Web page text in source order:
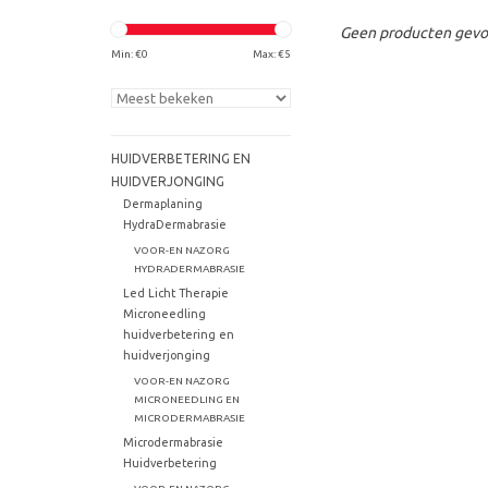
Min: €0 Max: €5
HUIDVERBETERING EN
HUIDVERJONGING
Dermaplaning
HydraDermabrasie
VOOR-EN NAZORG
HYDRADERMABRASIE
Led Licht Therapie
Microneedling
huidverbetering en
huidverjonging
VOOR-EN NAZORG
MICRONEEDLING EN
MICRODERMABRASIE
Microdermabrasie
Huidverbetering
Geen producten